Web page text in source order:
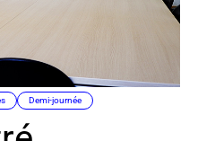
Demi-journée